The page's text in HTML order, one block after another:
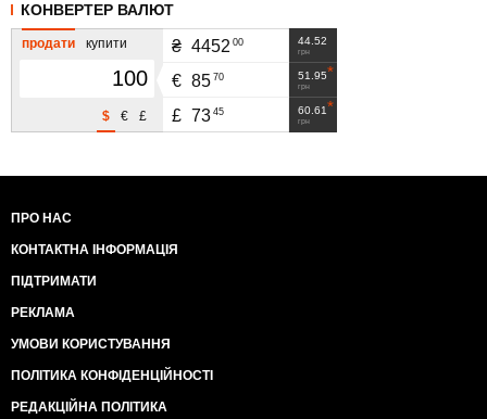
КОНВЕРТЕР ВАЛЮТ
продати купити
£
€
$
44.52
грн
₴ 4452 00
51.95
грн
€ 85 70
60.61
грн
£ 73 45
ПРО НАС
КОНТАКТНА ІНФОРМАЦІЯ
ПІДТРИМАТИ
РЕКЛАМА
УМОВИ КОРИСТУВАННЯ
ПОЛІТИКА КОНФІДЕНЦІЙНОСТІ
РЕДАКЦІЙНА ПОЛІТИКА